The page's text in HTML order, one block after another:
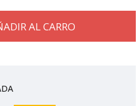
AL CARRO